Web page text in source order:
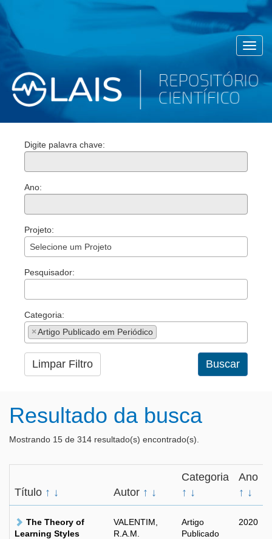
Digite palavra chave:
Ano:
Projeto:
Selecione um Projeto
Pesquisador:
Categoria:
×Artigo Publicado em Periódico
Limpar Filtro Buscar
Resultado da busca
Mostrando 15 de 314 resultado(s) encontrado(s).
Título ↑ ↓ Autor ↑ ↓
Categoria
↑ ↓
Ano
↑ ↓
The Theory of
Learning Styles
VALENTIM,
R.A.M.
Artigo
Publicado
2020